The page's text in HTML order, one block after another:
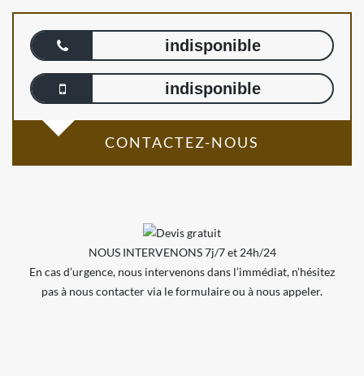
indisponible
indisponible
CONTACTEZ-NOUS
NOUS INTERVENONS 7j/7 et 24h/24
En cas d’urgence, nous intervenons dans l’immédiat, n’hésitez
pas à nous contacter via le formulaire ou à nous appeler.